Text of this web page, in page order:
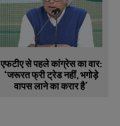
एफटीए से पहले कांग्रेस का वार:
‘जरूरत फ्री ट्रेड नहीं, भगोड़े
वापस लाने का करार है’